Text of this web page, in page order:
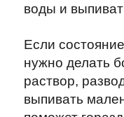
воды и
Если
нужно делать
раствор,
выпивать